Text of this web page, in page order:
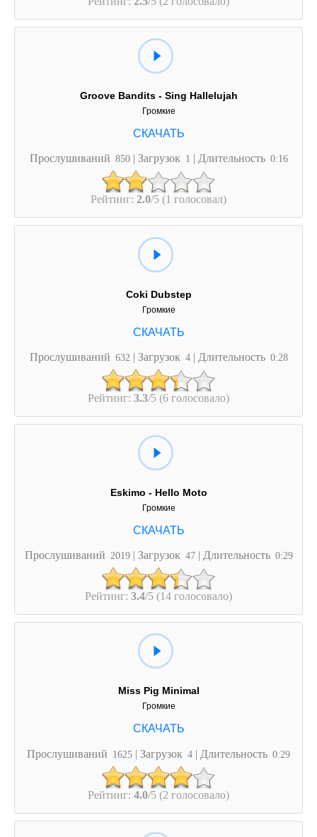
Groove Bandits - Sing Hallelujah
Громкие
Прослушиваний 850 | Загрузок 1 | Длительность 0:16
Рейтинг: 2.0/5 (1 голосовал)
Coki Dubstep
Громкие
Прослушиваний 632 | Загрузок 4 | Длительность 0:28
Рейтинг: 3.3/5 (6 голосовало)
Eskimo - Hello Moto
Громкие
Прослушиваний 2019 | Загрузок 47 | Длительность 0:29
Рейтинг: 3.4/5 (14 голосовало)
Miss Pig Minimal
Громкие
Прослушиваний 1625 | Загрузок 4 | Длительность 0:29
Рейтинг: 4.0/5 (2 голосовало)